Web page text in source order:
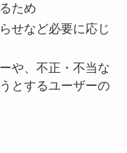
ため
せなど必要に応じ
や、不正・不当な
とするユーザーの